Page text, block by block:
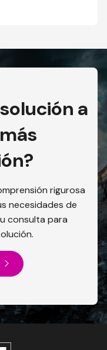
a
rigurosa
necesidades de
consulta para